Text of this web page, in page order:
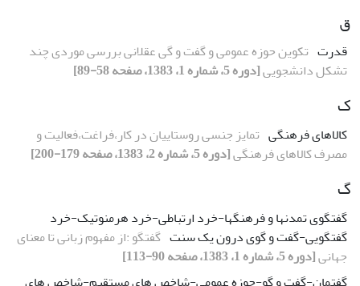
ق
قدرت تکوین حوزه عمومی و گفت و گی عقلانی بررسی موردی چند
تشکل دانشجویی[دوره 5، شماره 1، 1383، صفحه 58-89]
ک
کالاهای فرهنگی تمایز جنسی روستاییان در کار،فراغت،فعالیت و
مصرف کالاهای فرهنگی[دوره 5، شماره 2، 1383، صفحه 179-200]
گ
گفتگوی تمدنها و فرهنگها-خرد ارتباطی-خرد هرمنوتیک-خرد
گفتگویی-گفت و گوی درون یک سنت گفتگو :از مفهوم زبانی تا معنای
جهانی[دوره 5، شماره 1، 1383، صفحه 90-113]